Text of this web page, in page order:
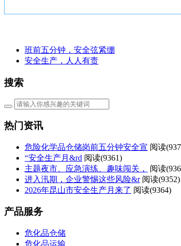
班前五分钟，安全弦紧绷
安全生产，人人有责
搜索
热门资讯
危险化学品仓储岗前五分钟安全宣 阅读(
“安全生产月&rd 阅读(9361)
主题夜市、应急演练、趣味闯关，
阅读(
进入汛期，企业警惕这些风险&r 阅读(9352)
2026年昆山市安全生产月来了 阅读(9364)
产品服务
危化品仓储
危化品运输